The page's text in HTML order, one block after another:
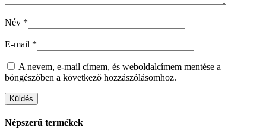
Név *
E-mail *
A nevem, e-mail címem, és weboldalcímem mentése a
böngészőben a következő hozzászólásomhoz.
Népszerű termékek